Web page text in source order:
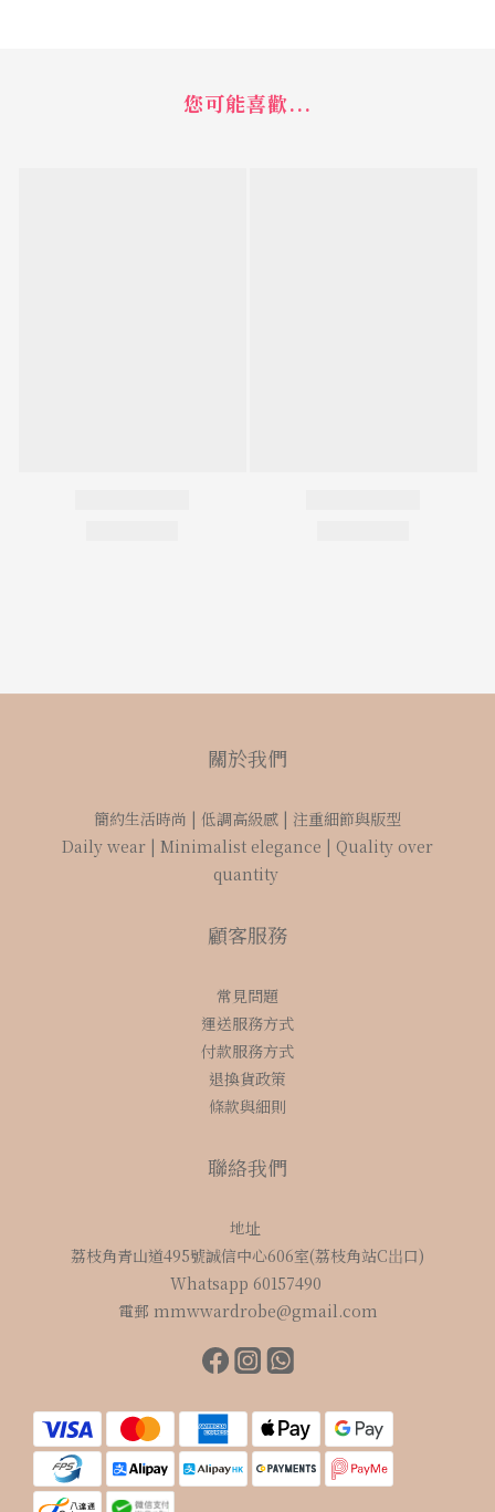
您可能喜歡...
關於我們
簡約生活時尚 | 低調高級感 | 注重細節與版型
Daily wear | Minimalist elegance | Quality over
quantity
顧客服務
常見問題
運送服務方式
付款服務方式
退換貨政策
條款與細則
聯絡我們
地址
荔枝角青山道495號誠信中心606室(荔枝角站C岀口)
Whatsapp 60157490
電郵 mmwwardrobe@gmail.com